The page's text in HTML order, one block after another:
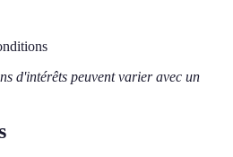
d'intérêts peuvent varier avec un